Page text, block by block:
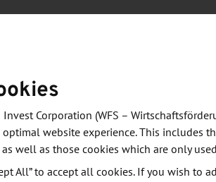
autonom bewegt. Eine
Kopernikus und Continental
an einem autonomen Parkvorgang,
auf Basis intelligenter
Kopernikus ist für uns der logische,
zeitnah eine marktfähige Lösung
für das Geschäftsfeld
Corporation (WFS –
website experience. This includes
well as those cookies which are only
All” to accept all cookies. If you wish to